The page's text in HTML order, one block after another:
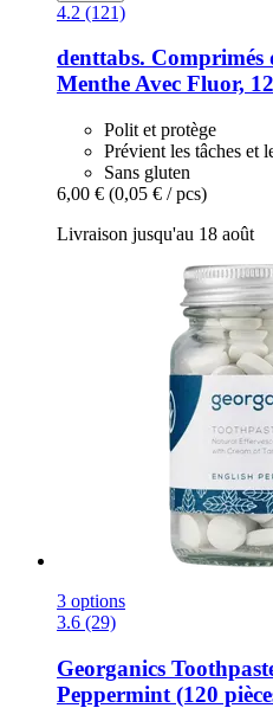
4.2 (121)
denttabs. Comprimés
Menthe Avec Fluor,
Polit et protège
Prévient les tâches et
Sans gluten
6,00 € (0,05 € / pcs)
Livraison jusqu'au 18 août
3 options
3.6 (29)
Georganics
Peppermint (120